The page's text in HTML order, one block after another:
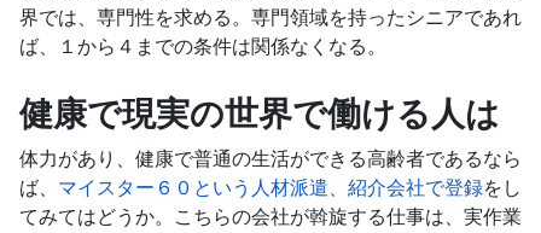
界では、専門性を求める。専門領域を持ったシニアであれ
ば、１から４までの条件は関係なくなる。
健康で現実の世界で働ける人は
体力があり、健康で普通の生活ができる高齢者であるなら
ば、 マイスター６０という人材派遣、紹介会社で登録をし
てみてはどうか。こちらの会社が斡旋する仕事は、実作業